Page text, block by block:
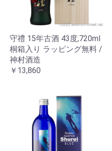
守禮 15年古酒 43度,720ml
桐箱入り ラッピング無料 /
神村酒造
￥13,860